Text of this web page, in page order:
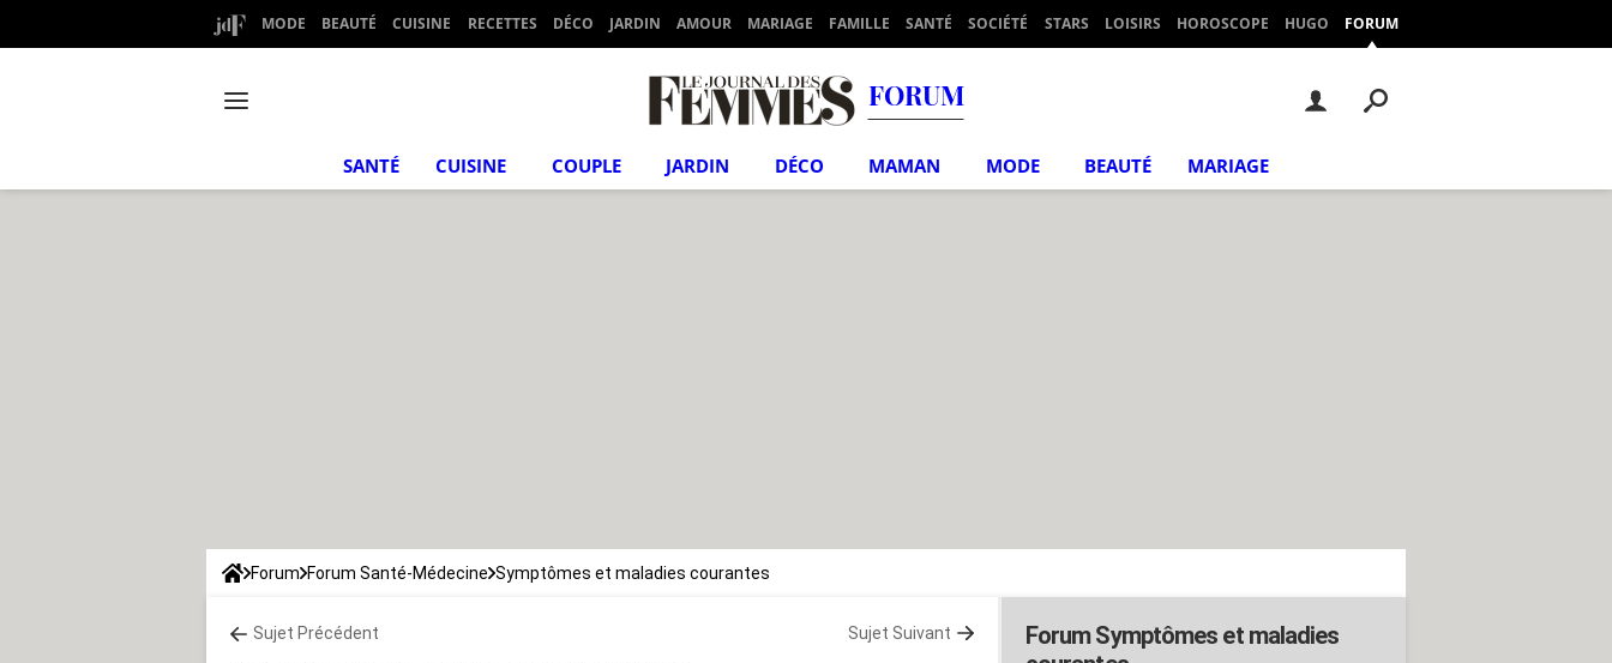
MODE BEAUTÉ CUISINE RECETTES DÉCO JARDIN AMOUR MARIAGE FAMILLE SANTÉ SOCIÉTÉ STARS LOISIRS HOROSCOPE HUGO FORUM
FORUM
SANTÉ CUISINE COUPLE JARDIN DÉCO MAMAN MODE BEAUTÉ MARIAGE
Forum Forum Santé-Médecine Symptômes et maladies courantes
Sujet Précédent Sujet Suivant
Forum Symptômes et maladies